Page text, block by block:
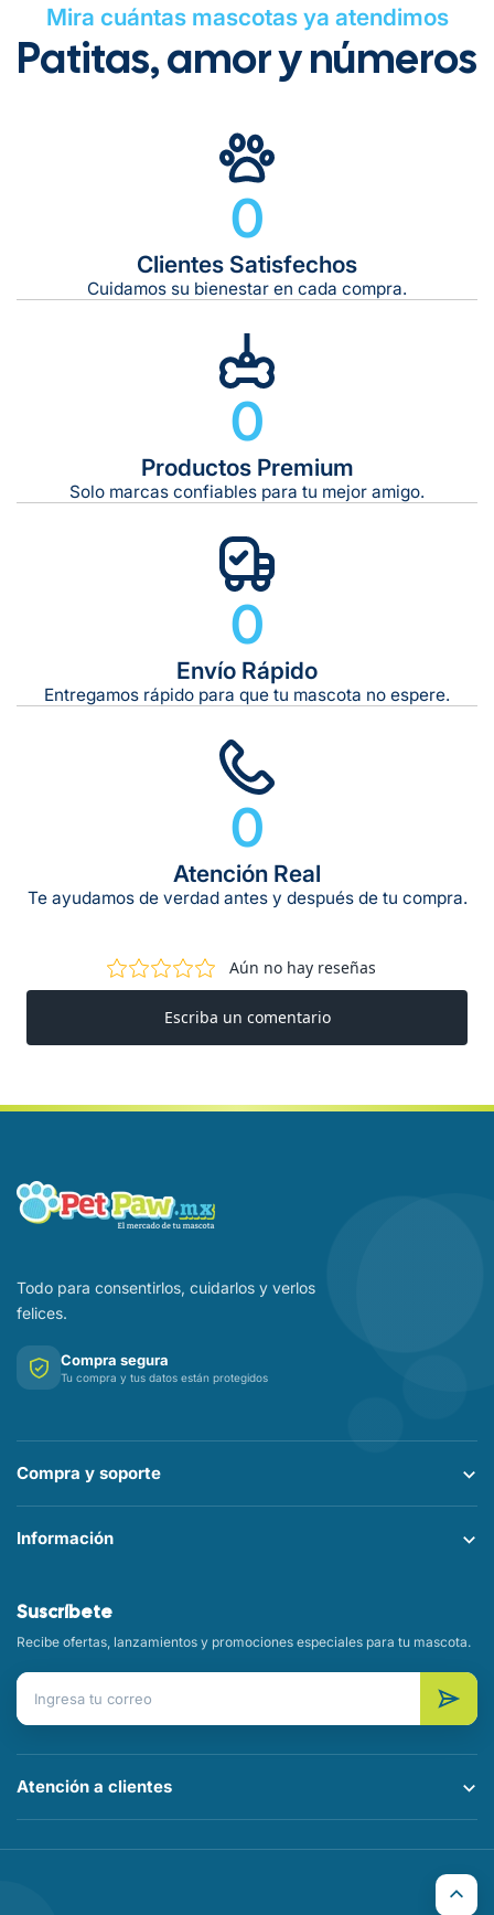
Gratuito en todos los pedidos
Tiempo de entrega estimado: 5 a 7 días hábiles
Gratis en compras de $599 o más
Mira cuántas mascotas ya atendimos
Patitas, amor y números
0
Clientes Satisfechos
Cuidamos su bienestar en cada compra.
0
Productos Premium
Solo marcas confiables para tu mejor amigo.
0
Envío Rápido
Entregamos rápido para que tu mascota no espere.
0
Atención Real
Te ayudamos de verdad antes y después de tu compra.
Todo para consentirlos, cuidarlos y verlos
felices.
Compra segura
Tu compra y tus datos están protegidos
Compra y soporte
Información
Suscríbete
Recibe ofertas, lanzamientos y promociones especiales para tu mascota.
Correo electrónico
Atención a clientes